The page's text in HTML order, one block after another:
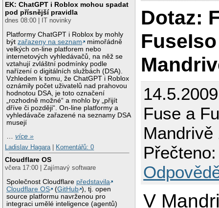
EK: ChatGPT i Roblox mohou spadat
pod přísnější pravidla
dnes 08:00 | IT novinky
Platformy ChatGPT i Roblox by mohly
býtzařazeny na seznam
mimořádně
velkých on-line platforem nebo
internetových vyhledávačů, na něž se
vztahují zvláštní podmínky podle
nařízení o digitálních službách (DSA).
Vzhledem k tomu, že ChatGPT i Roblox
oznámily počet uživatelů nad prahovou
hodnotou DSA, je toto označení
„rozhodně možné“ a mohlo by „přijít
dříve či později“. On-line platformy a
vyhledávače zařazené na seznamy DSA
musejí
…více »
Ladislav Hagara
Komentářů: 0
Cloudflare OS
včera 17:00 | Zajímavý software
Společnost Cloudflare představila
Cloudflare OS
(GitHub ), tj. open
source platformu navrženou pro
integraci umělé inteligence (agentů)
Dotaz:
Fuse a
Mandrivě
V